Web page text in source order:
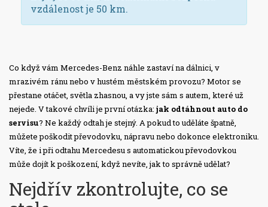
vzdálenost je 50 km.
Co když vám Mercedes-Benz náhle zastaví na dálnici, v
mrazivém ránu nebo v hustém městském provozu? Motor se
přestane otáčet, světla zhasnou, a vy jste sám s autem, které už
nejede. V takové chvíli je první otázka: jak odtáhnout auto do
servisu? Ne každý odtah je stejný. A pokud to uděláte špatně,
můžete poškodit převodovku, nápravu nebo dokonce elektroniku.
Víte, že i při odtahu Mercedesu s automatickou převodovkou
může dojít k poškození, když nevíte, jak to správně udělat?
Nejdřív zkontrolujte, co se